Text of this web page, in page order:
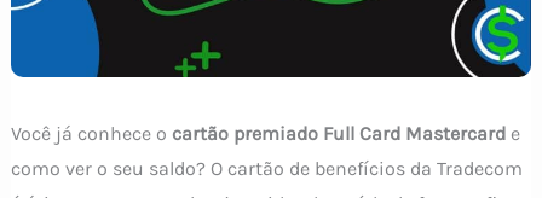
Você já conhece o cartão premiado Full Card Mastercarde
como ver o seu saldo? O cartão de benefícios da Tradecom